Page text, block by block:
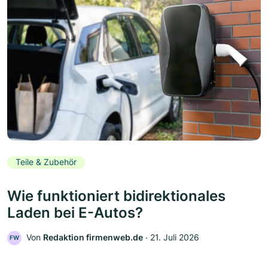
Teile & Zubehör
Wie funktioniert bidirektionales
Laden bei E-Autos?
FW Von Redaktion firmenweb.de ‧ 21. Juli 2026